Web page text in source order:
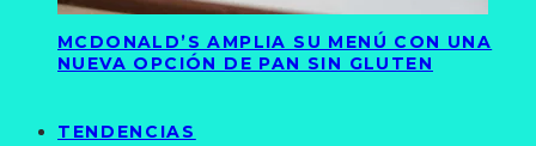
MCDONALD’S AMPLIA SU MENÚ CON UNA
NUEVA OPCIÓN DE PAN SIN GLUTEN
TENDENCIAS